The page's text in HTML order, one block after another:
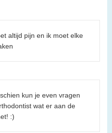
altijd pijn en ik moet elke
kun je even vragen
wat er aan de
:)